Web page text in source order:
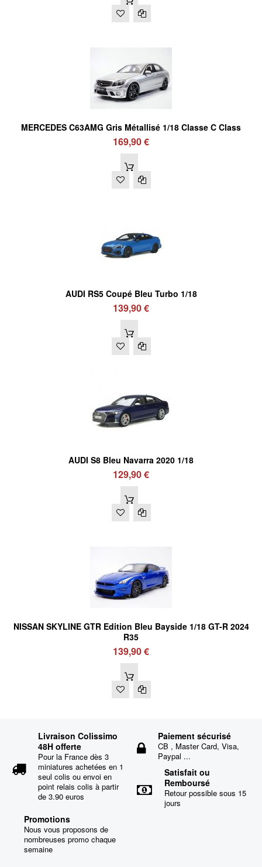
MERCEDES C63AMG Gris Métallisé 1/18 Classe C Class
169,90 €
AUDI RS5 Coupé Bleu Turbo 1/18
139,90 €
AUDI S8 Bleu Navarra 2020 1/18
129,90 €
NISSAN SKYLINE GTR Edition Bleu Bayside 1/18 GT-R 2024
R35
139,90 €
Livraison Colissimo
48H offerte
Pour la France dès 3
miniatures achetées en 1
seul colis ou envoi en
point relais colis à partir
de 3.90 euros
Paiement sécurisé
CB , Master Card, Visa,
Paypal ...
Satisfait ou
Remboursé
Retour possible sous 15
jours
Promotions
Nous vous proposons de
nombreuses promo chaque
semaine